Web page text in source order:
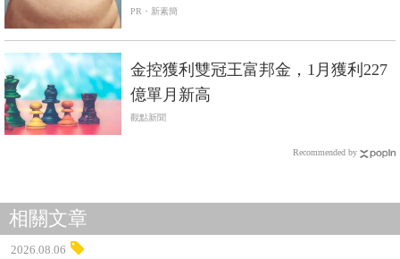
PR・新素簡
金控獲利雙冠王富邦金，1月獲利227
億單月新高
觀點新聞
Recommended by
相關文章
2026.08.06